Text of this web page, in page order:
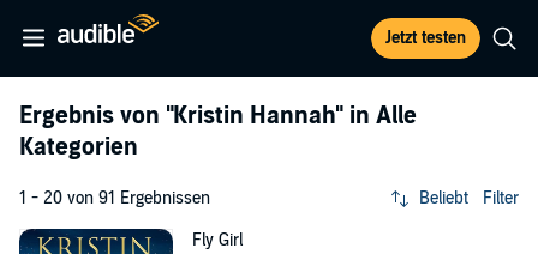
Jetzt testen
Ergebnis von "Kristin Hannah" in Alle
Kategorien
1 - 20 von 91 Ergebnissen Beliebt Filter
Fly Girl